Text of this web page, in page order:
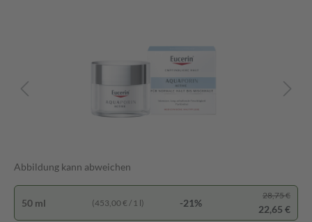
Abbildung kann abweichen
50 ml (453,00 € / 1 l) -21%
28,75 €
22,65 €